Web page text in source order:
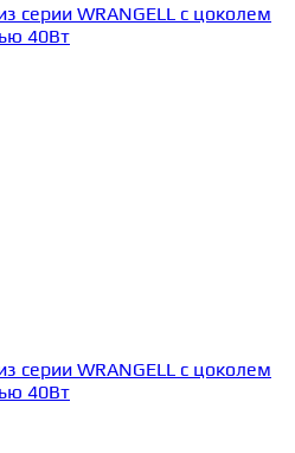
серии WRANGELL с цоколем
40Вт
серии WRANGELL с цоколем
40Вт